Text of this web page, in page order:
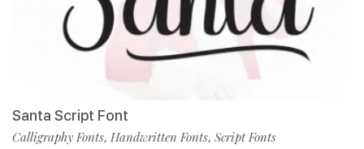
Santa Script Font
Calligraphy Fonts, Handwritten Fonts, Script Fonts